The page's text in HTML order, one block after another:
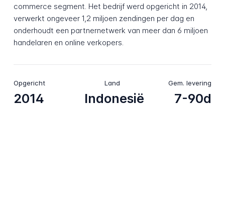
commerce segment. Het bedrijf werd opgericht in 2014,
verwerkt ongeveer 1,2 miljoen zendingen per dag en
onderhoudt een partnernetwerk van meer dan 6 miljoen
handelaren en online verkopers.
Opgericht
2014
Land
Indonesië
Gem. levering
7-90d